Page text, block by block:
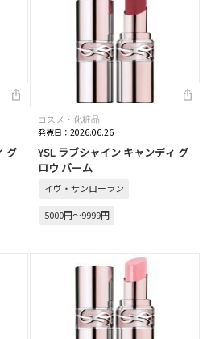
グ
コスメ・化粧品
発売日：2026.06.26
YSL ラブシャイン キャンディ グ
ロウ バーム
イヴ・サンローラン
5000円～9999円